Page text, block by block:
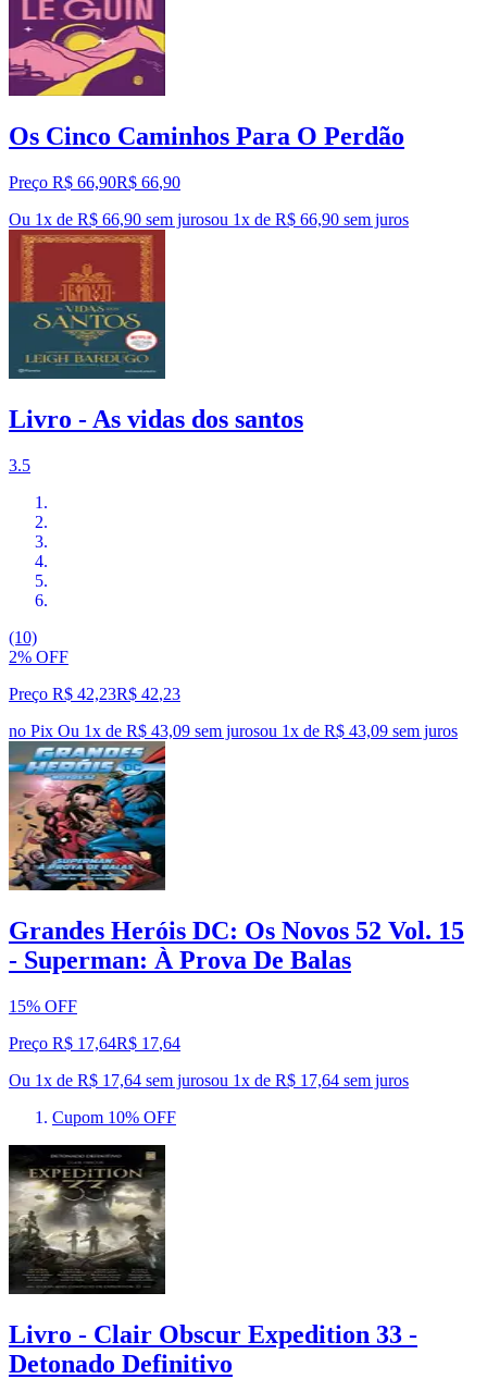
Os Cinco Caminhos Para O Perdão
Preço R$ 66,90R$ 66,90
Ou 1x de R$ 66,90 sem jurosou 1x de R$ 66,90 sem juros
Livro - As vidas dos santos
3.5
(10)
2% OFF
Preço R$ 42,23R$ 42,23
no Pix Ou 1x de R$ 43,09 sem jurosou 1x de R$ 43,09 sem juros
Grandes Heróis DC: Os Novos 52 Vol. 15
- Superman: À Prova De Balas
15% OFF
Preço R$ 17,64R$ 17,64
Ou 1x de R$ 17,64 sem jurosou 1x de R$ 17,64 sem juros
Cupom 10% OFF
Livro - Clair Obscur Expedition 33 -
Detonado Definitivo